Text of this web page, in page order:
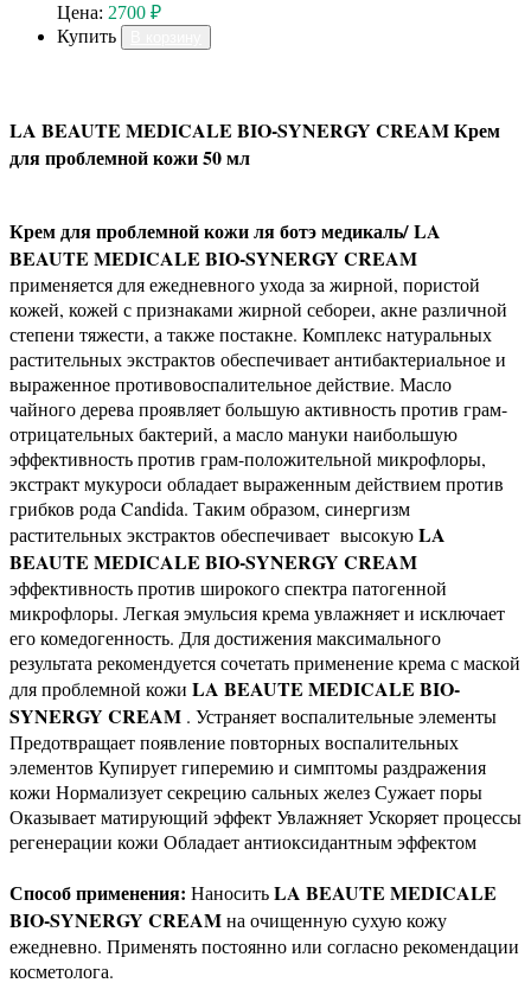
Цена: 2700 ₽
Купить
LA BEAUTE MEDICALE BIO-SYNERGY CREAM Крем
для проблемной кожи 50 мл
Крем для проблемной кожи ля ботэ медикаль/LA
BEAUTE MEDICALE BIO-SYNERGY CREAM
применяется для ежедневного ухода за жирной, пористой
кожей, кожей с признаками жирной себореи, акне различной
степени тяжести, а также постакне. Комплекс натуральных
растительных экстрактов обеспечивает антибактериальное и
выраженное противовоспалительное действие. Масло
чайного дерева проявляет большую активность против грам-
отрицательных бактерий, а масло мануки наибольшую
эффективность против грам-положительной микрофлоры,
экстракт мукуроси обладает выраженным действием против
грибков рода Candida. Таким образом, синергизм
растительных экстрактов обеспечивает высокуюLA
BEAUTE MEDICALE BIO-SYNERGY CREAM
эффективность против широкого спектра патогенной
микрофлоры. Легкая эмульсия крема увлажняет и исключает
его комедогенность. Для достижения максимального
результата рекомендуется сочетать применение крема с маской
для проблемной кожи LA BEAUTE MEDICALE BIO-
SYNERGY CREAM . Устраняет воспалительные элементы
Предотвращает появление повторных воспалительных
элементов Купирует гиперемию и симптомы раздражения
кожи Нормализует секрецию сальных желез Сужает поры
Оказывает матирующий эффект Увлажняет Ускоряет процессы
регенерации кожи Обладает антиоксидантным эффектом
Способ применения: НаноситьLA BEAUTE MEDICALE
BIO-SYNERGY CREAMна очищенную сухую кожу
ежедневно. Применять постоянно или согласно рекомендации
косметолога.